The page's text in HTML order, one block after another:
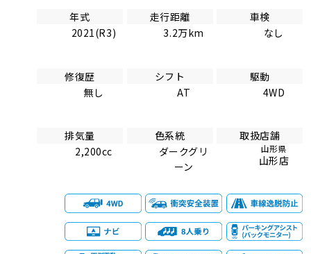
年式
2021(R3)
走行距離
3.2万km
車検
なし
修復歴
無し
シフト
AT
駆動
4WD
排気量
2,200cc
色系統
ダークグリ
ーン
取扱店舗
山形県
山形店